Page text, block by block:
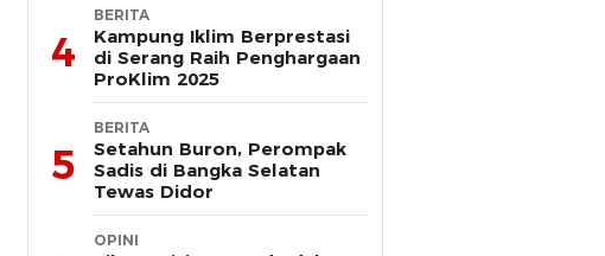
4
BERITA
Kampung Iklim Berprestasi
di Serang Raih Penghargaan
ProKlim 2025
5
BERITA
Setahun Buron, Perompak
Sadis di Bangka Selatan
Tewas Didor
OPINI